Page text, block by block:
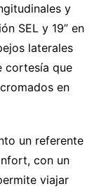
y
SEL y 19” en
laterales
cortesía que
en
un referente
con un
viajar